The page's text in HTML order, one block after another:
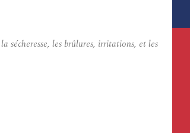
sécheresse, les brûlures, irritations, et les